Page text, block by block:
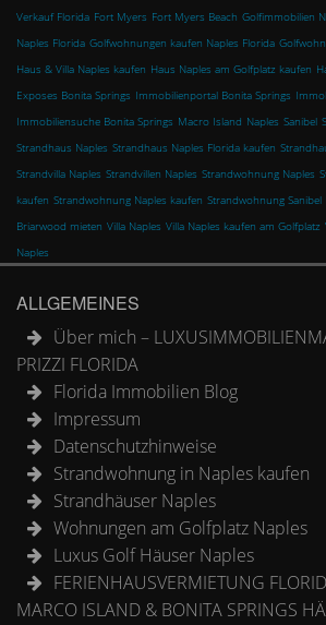
Verkauf Florida Fort Myers Fort Myers Beach Golfimmobilien
Naples Florida Golfwohnungen kaufen Naples Florida
Haus & Villa Naples kaufen Haus Naples am Golfplatz kaufen
Exposes Bonita Springs Immobilienportal Bonita Springs
Immobiliensuche Bonita Springs Macro Island Naples Sanibel
Strandhaus Naples Strandhaus Naples Florida kaufen
Strandvilla Naples Strandvillen Naples Strandwohnung Naples
kaufen Strandwohnung Naples kaufen Strandwohnung Sanibel
Briarwood mieten Villa Naples Villa Naples kaufen am Golfplatz
Naples
ALLGEMEINES
Über mich –
PRIZZI FLORIDA
Florida Immobilien Blog
Impressum
Datenschutzhinweise
Strandwohnung in Naples kaufen
Strandhäuser Naples
Wohnungen am Golfplatz Naples
Luxus Golf Häuser Naples
FERIENHAUSVERMIETUNG
MARCO ISLAND & BONITA SPRINGS